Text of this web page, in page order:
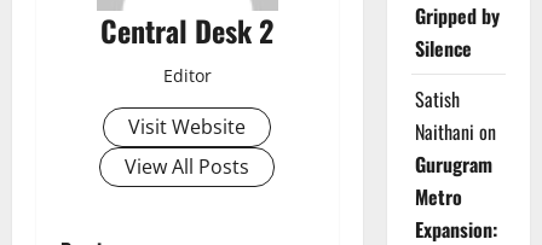
Central Desk 2
Editor
Visit Website
View All Posts
Gripped by
Silence
Satish
Naithani on
Gurugram
Metro
Expansion: